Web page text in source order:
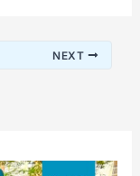
NEXT